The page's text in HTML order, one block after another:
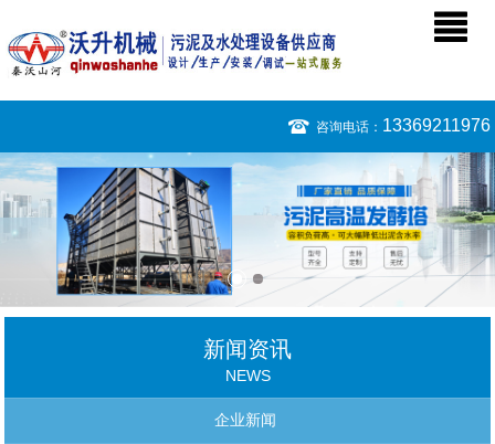
咨询电话： 13369211976
新闻资讯
NEWS
企业新闻